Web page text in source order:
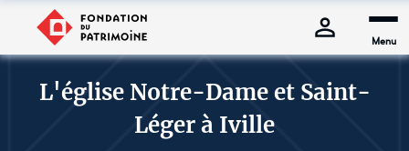
Menu
L'église Notre-Dame et Saint-
Léger à Iville